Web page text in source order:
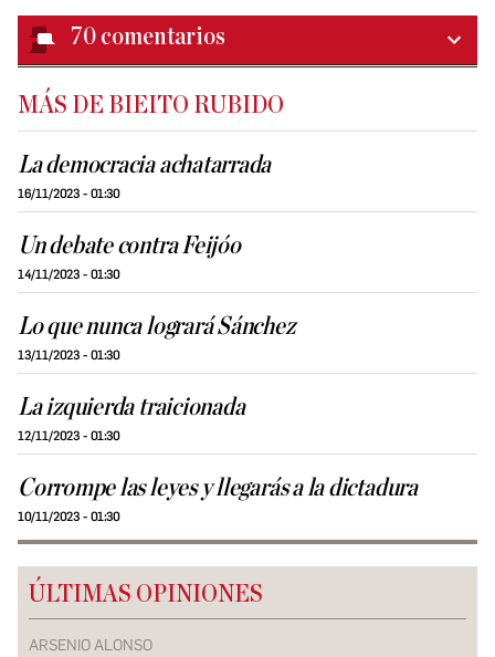
70 comentarios
MÁS DE BIEITO RUBIDO
La democracia achatarrada
16/11/2023 - 01:30
Un debate contra Feijóo
14/11/2023 - 01:30
Lo que nunca logrará Sánchez
13/11/2023 - 01:30
La izquierda traicionada
12/11/2023 - 01:30
Corrompe las leyes y llegarás a la dictadura
10/11/2023 - 01:30
ÚLTIMAS OPINIONES
ARSENIO ALONSO